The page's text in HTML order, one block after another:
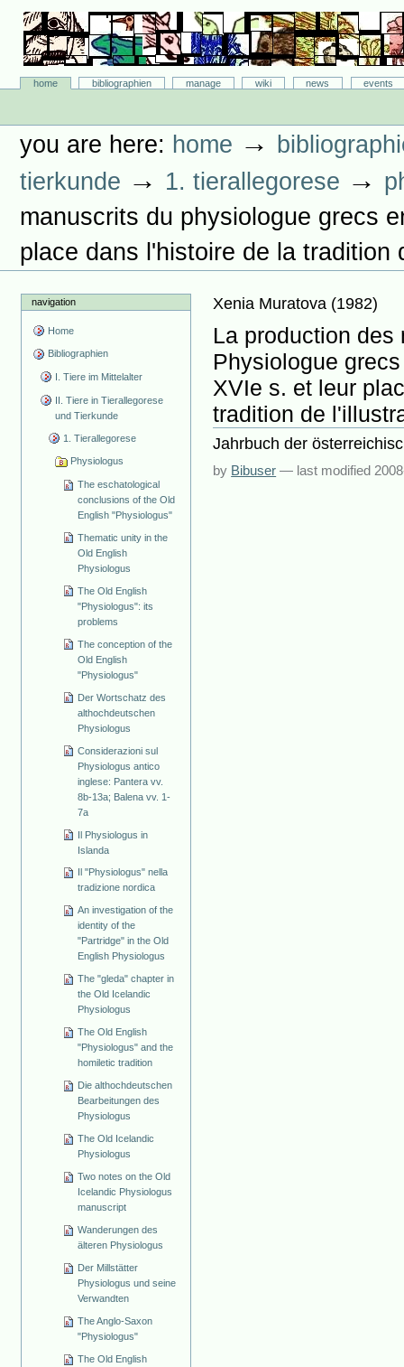
content.
navigation
Bibliographie-Portal
Sectionshome bibliographien manage wiki news
events
you are here: home →
tierkunde → 1. tierallegorese →
manuscrits du physiologue grecs
place dans l'histoire de la tradition
navigation
Home
Bibliographien
I. Tiere im Mittelalter
II. Tiere in Tierallegorese
und Tierkunde
1. Tierallegorese
Physiologus
The eschatological
conclusions of the Old
English "Physiologus"
Thematic unity in the
Old English
Physiologus
The Old English
"Physiologus": its
problems
The conception of the
Old English
"Physiologus"
Der Wortschatz des
althochdeutschen
Physiologus
Considerazioni sul
Physiologus antico
inglese: Pantera vv.
8b-13a; Balena vv. 1-
7a
Il Physiologus in
Islanda
Il "Physiologus" nella
tradizione nordica
An investigation of the
identity of the
"Partridge" in the Old
English Physiologus
The "gleda" chapter in
the Old Icelandic
Physiologus
The Old English
"Physiologus" and the
homiletic tradition
Die althochdeutschen
Bearbeitungen des
Physiologus
The Old Icelandic
Physiologus
Two notes on the Old
Icelandic Physiologus
manuscript
Wanderungen des
älteren Physiologus
Der Millstätter
Physiologus und seine
Verwandten
The Anglo-Saxon
"Physiologus"
The Old English
Xenia Muratova (1982)
La production des
Physiologue
XVIe s. et leur
tradition de
Jahrbuch der
by Bibuser — last modified